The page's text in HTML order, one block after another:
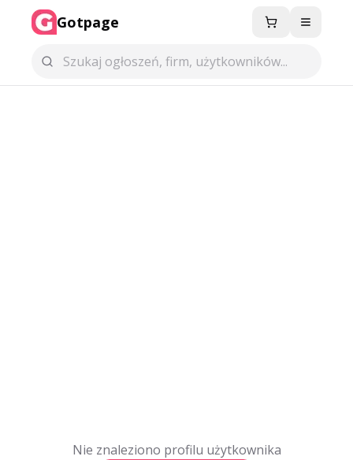
Gotpage Menu
Nie znaleziono profilu użytkownika